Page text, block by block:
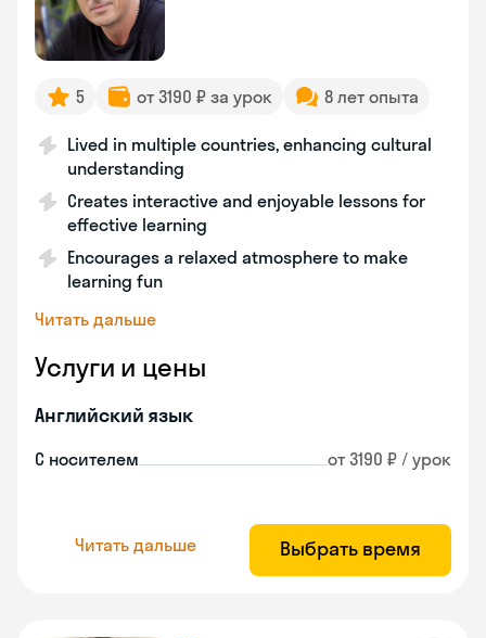
5 от 3190 ₽ за урок 8 лет опыта
Lived in multiple countries, enhancing cultural
understanding
Creates interactive and enjoyable lessons for
effective learning
Encourages a relaxed atmosphere to make
learning fun
Читать дальше
Услуги и цены
Английский язык
С носителем от 3190 ₽ / урок
Читать дальше Выбрать время